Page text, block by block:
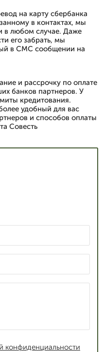
на карту сбербанка
в контактах, мы
в любом случае. Даже
его забрать, мы
в СМС сообщении на
и рассрочку по оплате
банков партнеров. У
кредитования.
удобный для вас
и способов оплаты
Совесть
конфиденциальности